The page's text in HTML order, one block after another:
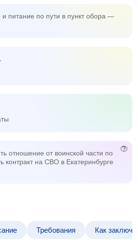
питание по пути в пункт обора —
отношение от воинской части по
контракт на СВО в Екатеринбурге
Требования Как